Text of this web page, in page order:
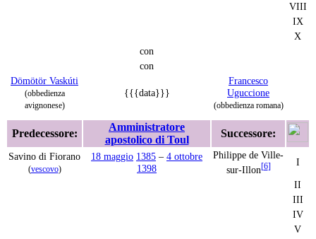
VIII
IX
X
con
con
Dömötör Vaskúti
(obbedienza
avignonese)
{{{data}}}
Francesco
Uguccione
(obbedienza romana)
Predecessore:
Amministratore
apostolico di Toul
Successore:
Savino di Fiorano
(vescovo)
18 maggio 1385 – 4 ottobre
1398
Philippe de Ville-
sur-Illon[6]
I
II
III
IV
V